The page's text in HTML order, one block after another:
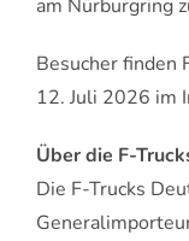
am Nürburgring
Besucher finden
12. Juli 2026 im
Über die F-
Die F-Trucks